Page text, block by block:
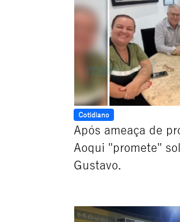
Cotidiano
Após ameaça de
Aoqui "promete"
Gustavo.